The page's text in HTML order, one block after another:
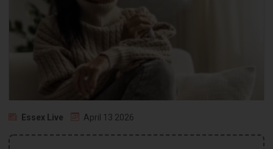
Essex Live April 13 2026